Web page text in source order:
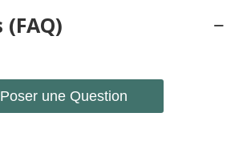
Poser une Question